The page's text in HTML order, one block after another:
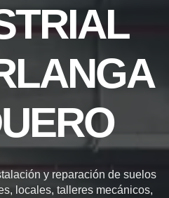
y reparación de suelos
locales, talleres mecánicos,